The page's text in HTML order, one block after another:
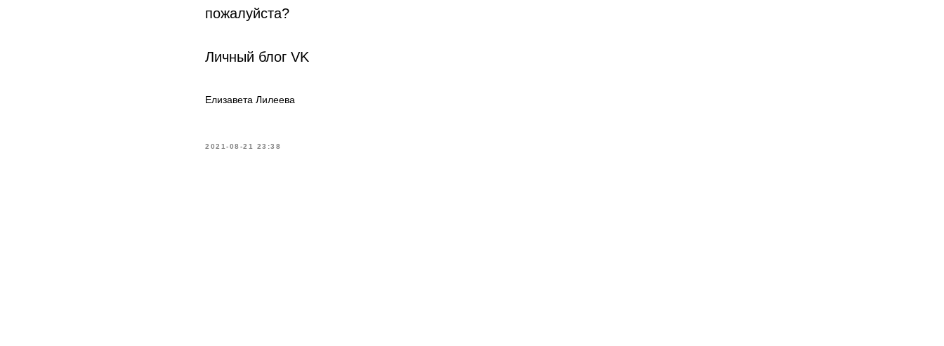
пожалуйста?
Личный блог VK
Елизавета Лилеева
2021-08-21 23:38